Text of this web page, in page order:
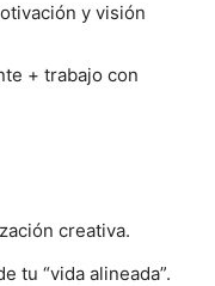
y visión
+ trabajo con
creativa.
tu “vida alineada”.